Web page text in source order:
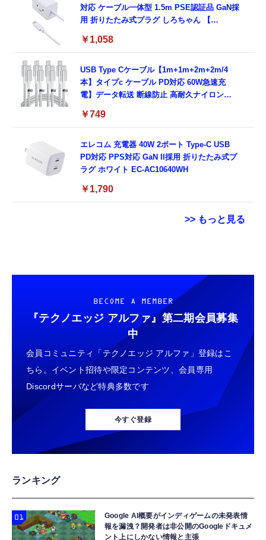
対応 ケーブル一体型 1.5m PSE認証品 GaN採
用 折りたたみ式プラグ しろちゃん 【
￥1,058
USB Type Cケーブル【1m+1m+2m+2m/4
本】タイプc ケーブル PD対応 60W急速充
電】データ転送 断線防止 高耐久ナイロン
MacBook、iPad Pro/Air、Galaxy、Sony、
￥749
エレコム 充電器 40W 2ポート Type-C USB
PD対応 PPS対応 GaN II採用 折りたたみ式プ
ラグ ホワイト EC-AC10640WH
￥1,790
>> もっと見る
界 耐久性と のある金属ボディ 安定感のある
iPhone/Android多機種対応 ライブ コンサー
ト スポーツ観戦 バードウォッチング 旅行
￥3,579
HDMIミラーキャスト【2026年・高性能チッ
プ搭載】4K/1080P対応 スマホ画面をテレビ
に映す ミラーリング接続
iPhone/Android/Windows/Mac OS対応 モー
ド切替不要 簡単セットアップ アプリ互換性あ
り YouTube視聴可能 大画面で楽しめる 日本
￥2,088
プロジェクター 家庭用 小型 ぷろじえくたー
Android TV 14.0搭載 HiFiスピーカー内蔵 天
井 静音 0.5M短距離投影 WiFi6 Bluetooth5.4
350"大画面 自動台形補正 ホームシアター
HDMI/スマホ/PC/DVD/Switchなどに対応 プ
￥1,780
ット 国産旭硝子素材】 用 ガーミン
FORERUNNER 70/170/170 Music フィルム
高透過率 超薄型 用 ガーミン Forerunner 170
液晶 保護フィルム 耐衝撃 全面保護 自動吸着
気泡なし 簡単貼り付け ( 対応 Forerunner
170 Music フィルム )
￥698
GARMIN(ガーミン) Venu 3 Black/Slate
AMOLEDディスプレイ搭載 美麗液晶スマート
ウォッチ 高性能GPS内蔵 【日本正規品】心
電図(ECG)アプリ対応モデル
￥47,691
Ray-Ban Meta スマートグラス WAYFARER
調光レンズ IPX4防水シャイニーブラック / グ
リーン 50mm 0RW4012
防水 小型 軽量 鍵 財布 車 子ども 高齢者 ペッ
ト見守り キーホルダー付属 (2個セット：ブラ
￥1,699
￥949
タイプc 寝ホンイヤホン 寝ホン type-c 有線
睡眠用イヤホン 【音質強化バージョン
iPhone 15/16/17対応】横向きに寝ると耳が圧
迫されない ソフトシリコンで柔らかい 超軽量
超小型 外部ノイズ遮断 音質良い リモコン マ
イク付き 安眠 仕事 勉強 通勤通学最適（黑-
￥2,199
Lightning to 3.5mm イヤホンジャック 変換
MFi認証 【ハイレゾ音質】 内蔵DAC 遅延な
し 48ビット/96KHz 音量調節対応
￥999
BECOME A MEMBER
『テクノエッジ アルファ』 第二期会員募集
中
会員コミュニティ「テクノエッジ アルファ」登録はこ
ちら。イベント招待や限定コンテンツ、会員専用
Discordサーバなど特典多数です
今すぐ登録
ランキング
Google AI概要がインディゲームの未発表情
報を漏洩？開発者は非公開のGoogleドキュメ
ント上にしかない情報と主張